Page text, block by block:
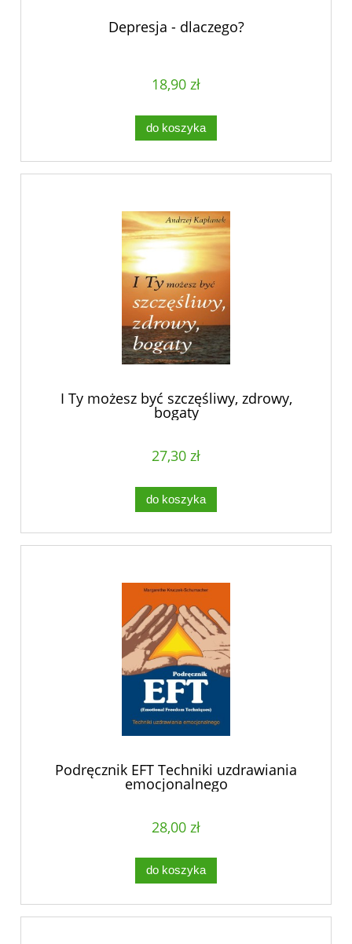
Depresja - dlaczego?
18,90 zł
do koszyka
I Ty możesz być szczęśliwy, zdrowy,
bogaty
27,30 zł
do koszyka
Podręcznik EFT Techniki uzdrawiania
emocjonalnego
28,00 zł
do koszyka